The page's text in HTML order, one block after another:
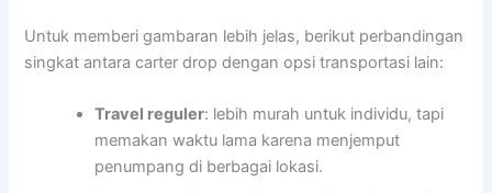
Untuk memberi gambaran lebih jelas, berikut perbandingan
singkat antara carter drop dengan opsi transportasi lain:
Travel reguler: lebih murah untuk individu, tapi
memakan waktu lama karena menjemput
penumpang di berbagai lokasi.